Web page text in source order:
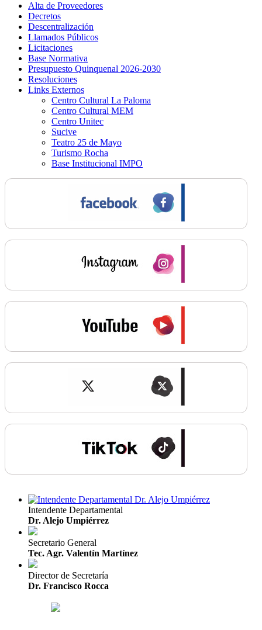
Alta de Proveedores
Decretos
Descentralización
Llamados Públicos
Licitaciones
Base Normativa
Presupuesto Quinquenal 2026-2030
Resoluciones
Links Externos
Centro Cultural La Paloma
Centro Cultural MEM
Centro Unitec
Sucive
Teatro 25 de Mayo
Turismo Rocha
Base Institucional IMPO
Intendente Departamental
Dr. Alejo Umpiérrez
Secretario General
Tec. Agr. Valentín Martínez
Director de Secretaría
Dr. Francisco Rocca